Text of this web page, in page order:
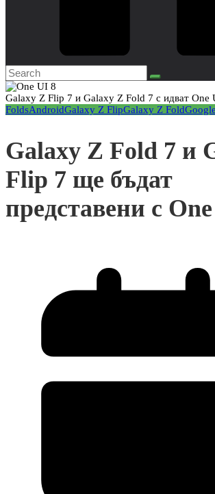
Galaxy Z Flip 7 и Galaxy Z Fold 7 с идват One
FoldsAndroidGalaxy Z FlipGalaxy Z FoldGoogle
Galaxy Z Fold 7 и
Flip 7 ще бъдат
представени с